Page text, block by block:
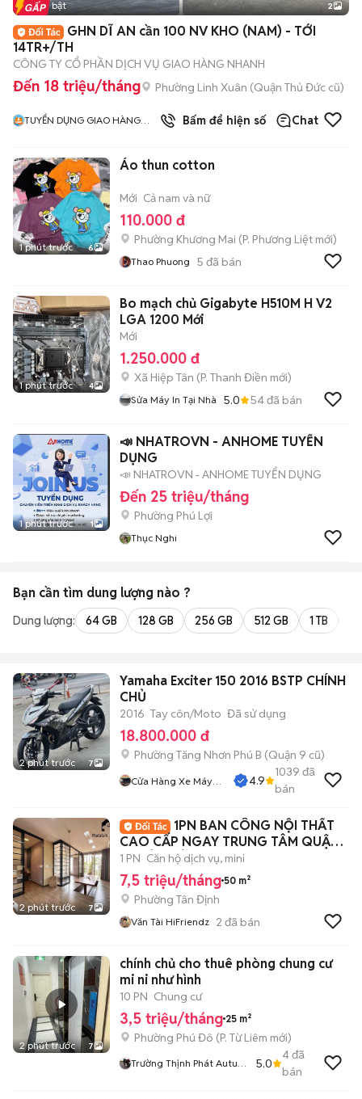
Tin nổi bật 2
GHN DĨ AN cần 100 NV KHO (NAM) - TỚI
14TR+/TH
CÔNG TY CỔ PHẦN DỊCH VỤ GIAO HÀNG NHANH
Đến 18 triệu/tháng Phường Linh Xuân (Quận Thủ Đức cũ)
TUYỂN DỤNG GIAO HÀNG
Bấm để hiện số Chat
1 phút trước 6
Áo thun cotton
Mới Cả nam và nữ
110.000 đ
Phường Khương Mai (P. Phương Liệt mới)
Thao Phuong 5 đã bán
1 phút trước 4
Bo mạch chủ Gigabyte H510M H V2
LGA 1200 Mới
Mới
1.250.000 đ
Xã Hiệp Tân (P. Thanh Điền mới)
Sửa Máy In Tại Nhà 5.0 54đã bán
1 phút trước 1
📣 NHATROVN - ANHOME TUYỂN
DỤNG
📣 NHATROVN - ANHOME TUYỂN DỤNG
Đến 25 triệu/tháng
Phường Phú Lợi
Thục Nghi
Bạn cần tìm dung lượng nào ?
Dung lượng: 64 GB 128 GB 256 GB 512 GB 1 TB
2 phút trước 7
Yamaha Exciter 150 2016 BSTP CHÍNH
CHỦ
2016 Tay côn/Moto Đã sử dụng
18.800.000 đ
Phường Tăng Nhơn Phú B (Quận 9 cũ)
Cửa Hàng Xe Máy
4.9
1039 đã
bán
2 phút trước 7
1PN BAN CÔNG NỘI THẤT
CAO CẤP NGAY TRUNG TÂM QUẬN 1
BỜ KÈ HOÀNG SA
1 PN Căn hộ dịch vụ, mini
7,5 triệu/tháng 50 m²
Phường Tân Định
Văn Tài HiFriendz 2 đã bán
2 phút trước 7
chính chủ cho thuê phòng chung cư
mi ni như hình
10 PN Chung cư
3,5 triệu/tháng 25 m²
Phường Phú Đô (P. Từ Liêm mới)
Trường Thịnh Phát Autu
5.0
4đã
bán